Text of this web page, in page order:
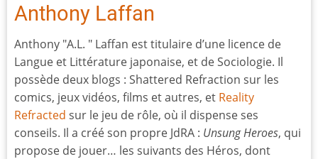
Anthony Laffan
Anthony "A.L. " Laffan est titulaire d’une licence de
Langue et Littérature japonaise, et de Sociologie. Il
possède deux blogs : Shattered Refraction sur les
comics, jeux vidéos, films et autres, et Reality
Refracted sur le jeu de rôle, où il dispense ses
conseils. Il a créé son propre JdRA : Unsung Heroes, qui
propose de jouer… les suivants des Héros, dont